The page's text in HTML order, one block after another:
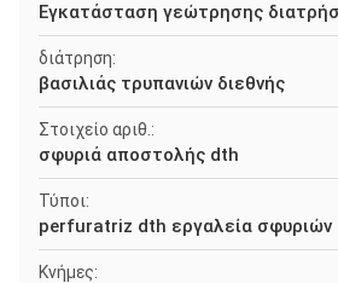
Εγκατάσταση γεώτρησης
διάτρηση:
βασιλιάς τρυπανιών διεθνής
Στοιχείο αριθ.:
σφυριά αποστολής dth
Τύποι:
perfuratriz dth εργαλεία σφυριών
Κνήμες: